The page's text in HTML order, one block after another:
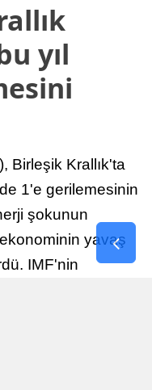
yıl
Birleşik Krallık'ta
1'e gerilemesinin
şokunun
yavaş
IMF'nin